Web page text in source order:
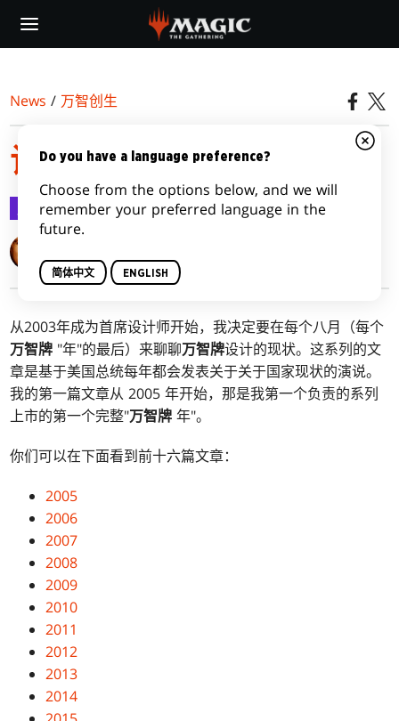
main
News / 万智创生
设计咨文2021
万智创生 2021-08-16
从2003年成为首席设计师开始，我决定要在每个八月（每个
万智牌 "年"的最后）来聊聊万智牌设计的现状。这系列的文
章是基于美国总统每年都会发表关于关于国家现状的演说。
我的第一篇文章从 2005 年开始，那是我第一个负责的系列
上市的第一个完整"万智牌年"。
你们可以在下面看到前十六篇文章：
2005
2006
2007
2008
2009
2010
2011
2012
2013
2014
Do you have a language preference?
Choose from the options below, and we will
remember your preferred language in the
future.
简体中文 ENGLISH